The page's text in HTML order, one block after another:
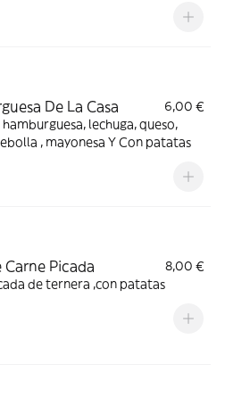
De La Casa
6,00 €
lechuga, queso,
, mayonesa Y Con patatas
Carne Picada
8,00 €
Carne picada de ternera ,con patatas